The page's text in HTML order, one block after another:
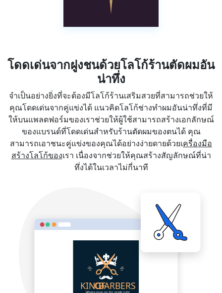
โดดเด่นจากฝูงชนด้วยโลโก้ร้านตัดผมอัน
น่าทึ่ง
จำเป็นอย่างยิ่งที่จะต้องมีโลโก้ร้านเสริมสวยที่สามารถช่วยให้
คุณโดดเด่นจากคู่แข่งได้ แนวคิดโลโก้ช่างทำผมอันน่าทึ่งที่มี
ให้บนแพลตฟอร์มของเราช่วยให้ผู้ใช้สามารถสร้างเอกลักษณ์
ของแบรนด์ที่โดดเด่นสำหรับร้านตัดผมของตนได้ คุณ
สามารถเอาชนะคู่แข่งของคุณได้อย่างง่ายดายด้วยเครื่องมือ
สร้างโลโก้ของเรา เนื่องจากช่วยให้คุณสร้างสัญลักษณ์ที่น่า
ทึ่งได้ในเวลาไม่กี่นาที